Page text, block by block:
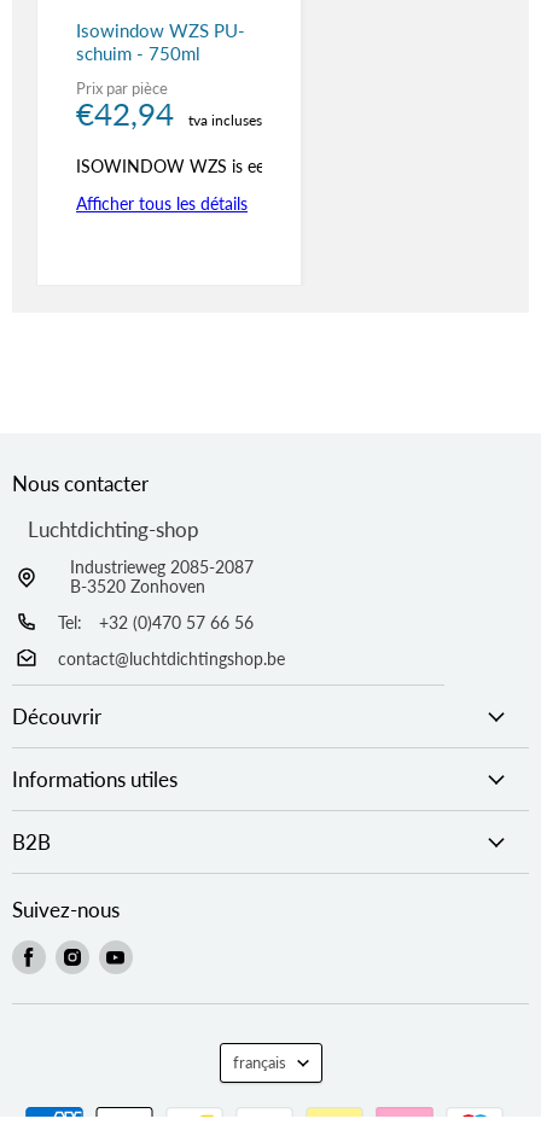
Isowindow WZS PU-
schuim - 750ml
Prix par pièce
€42,94 tva incluses
ISOWINDOW WZS is een hoogwaardige, vochtuithardende
Afficher tous les détails
Nous contacter
Luchtdichting-shop
Industrieweg 2085-2087
B-3520 Zonhoven
Tel:
+32 (0)470 57 66 56
contact@luchtdichtingshop.be
Découvrir
Informations utiles
B2B
Suivez-nous
Trouvez-
nous
sur
Trouvez-
nous
sur
Trouvez-
sur
Langue
français